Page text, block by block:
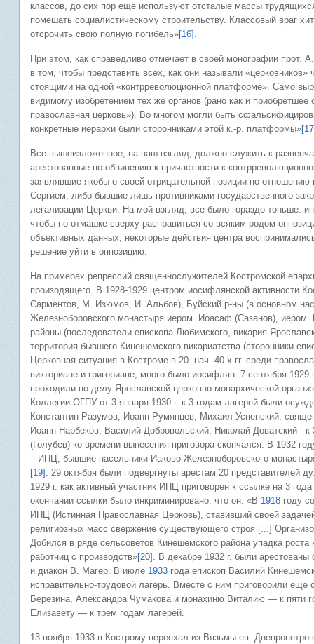
классов, до сих пор еще используют отсталые массы
помешать социалистическому строительству. Классовый враг
отсрочить свою полную погибель»[16] .
При этом, как справедливо отмечает в своей монографии
в том, чтобы представить всех, как они называли
стоящими на одной «контрреволюционной платформе». Само
видимому изобретением тех же органов (рано как и
православная церковь»). Во многом могли быть
конкретные иерархи были сторонниками этой к.-р. платформы»
Все вышеизложенное, на наш взгляд, должно служить к
арестованные по обвинению к причастности к
заявлявшие якобы о своей отрицательной позиции по
Сергием, либо бывшие лишь противниками государственного
легализации Церкви. На мой взгляд, все было гораздо тоньше:
чтобы по отмашке сверху расправиться со всяким родом
объективных данных, некоторые действия центра
решение уйти в оппозицию.
На примерах репрессий священнослужителей Костромской
произодящего. В 1928-1929 центром иосифлянской активности
Сарментов, М. Изюмов, И. Альбов), Буйский р-ны (в основном
Железноборовского монастыря иером. Иоасаф (Сазанов),
районы (последователи епископа Любимского, викария
территория бывшего Кинешемского викариатства (сторонники
Церковная ситуация в Костроме в 20- нач. 40-х гг. среди
викториане и григориане, много было иосифлян. 7 сентября
проходили по делу Ярославской церковно-монархической
Коллегии ОГПУ от 3 января 1930 г. к 3 годам лагерей были
Константин Разумов, Иоанн Румянцев, Михаил Успенский,
Иоанн Нарбеков, Василий Добровольский, Николай Доватский -
(Голубев) ко времени вынесения приговора скончался. В 1932
– ИПЦ, бывшие насельники Иаково-Железноборовского
[19] . 29 октября были подвергнуты арестам 20 представителей
1929 г. как активный участник ИПЦ приговорен к ссылке на 3
окончании ссылки было инкриминировано, что он: «В 1918 году
ИПЦ (Истинная Православная Церковь), ставивший своей
религиозных масс свержение существующего строя [...]
Добился в ряде сельсоветов Кинешемского района упадка
работниц с производств»[20] . В декабре 1932 г. были
и диакон В. Магер. В июле 1933 года епископ Василий
исправительно-трудовой лагерь. Вместе с ним приговорили
Березина, Александра Чумакова и монахиню Виталию — к пяти
Елизавету — к трем годам лагерей.
13 ноября 1933 в Кострому переехал из Вязьмы еп.